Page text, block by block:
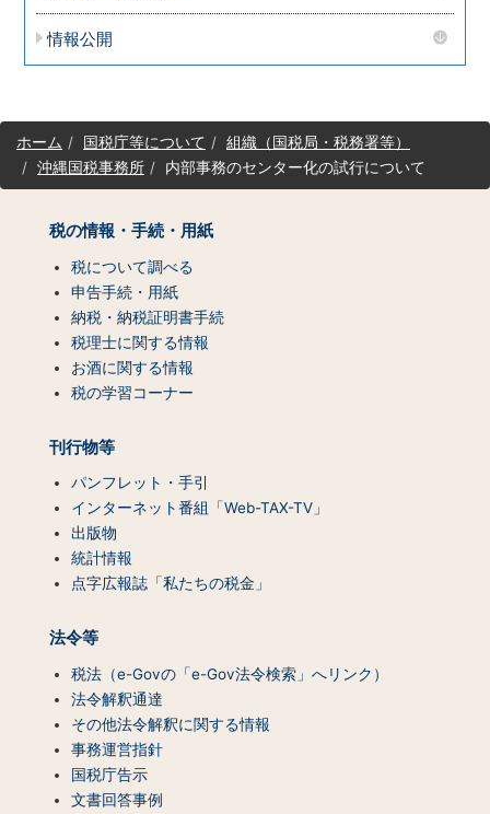
情報公開
サ
イホーム 国税庁等について
組織（国税局・税務署等）
沖縄国税事務所
内部事務のセンター化の試行について
税の情報・手続・用紙
税について調べる
申告手続・用紙
納税・納税証明書手続
税理士に関する情報
お酒に関する情報
税の学習コーナー
刊行物等
パンフレット・手引
インターネット番組「Web-TAX-TV」
出版物
統計情報
点字広報誌「私たちの税金」
法令等
税法（e-Govの「e-Gov法令検索」へリンク）
法令解釈通達
その他法令解釈に関する情報
事務運営指針
国税庁告示
文書回答事例